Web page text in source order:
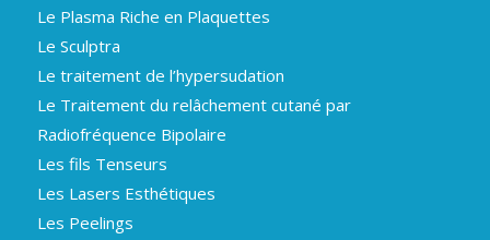
Le Plasma Riche en Plaquettes
Le Sculptra
Le traitement de l’hypersudation
Le Traitement du relâchement cutané par
Radiofréquence Bipolaire
Les fils Tenseurs
Les Lasers Esthétiques
Les Peelings